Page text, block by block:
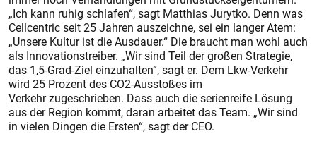
„Ich kann ruhig schlafen“, sagt Matthias Jurytko. Denn was
Cellcentric seit 25 Jahren auszeichne, sei ein langer Atem:
„Unsere Kultur ist die Ausdauer.“ Die braucht man wohl auch
als Innovationstreiber. „Wir sind Teil der großen Strategie,
das 1,5-Grad-Ziel einzuhalten“, sagt er. Dem Lkw-Verkehr
wird 25 Prozent des CO2-Ausstoßes im
Verkehr zugeschrieben. Dass auch die serienreife Lösung
aus der Region kommt, daran arbeitet das Team. „Wir sind
in vielen Dingen die Ersten“, sagt der CEO.